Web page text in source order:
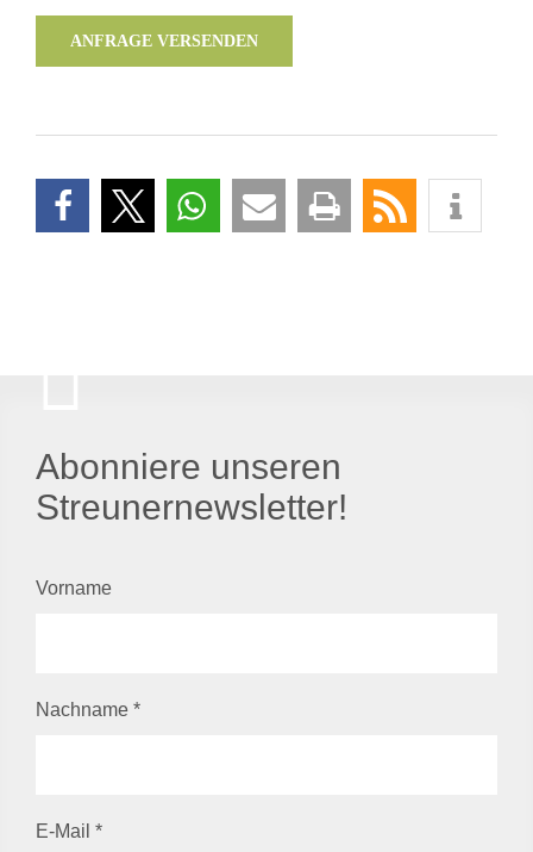
ANFRAGE VERSENDEN
Abonniere unseren
Streunernewsletter!
Vorname
Nachname *
E-Mail *